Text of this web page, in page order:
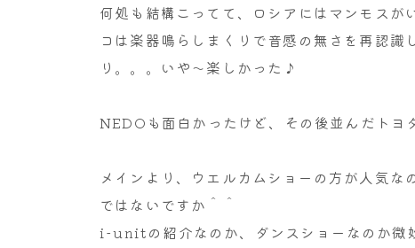
何処も結構こってて、ロシアにはマンモスが
コは楽器鳴らしまくりで音感の無さを再認
り。。。いや～楽しかった♪
NEDOも面白かったけど、その後並んだトヨ
メインより、ウエルカムショーの方が人気
ではないですか＾＾
i-unitの紹介なのか、ダンスショーなのか微